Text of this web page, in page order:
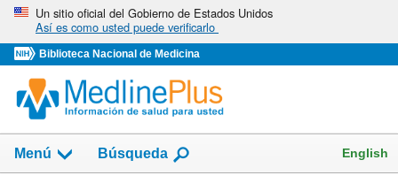
Omita
vaya
al
Contenido
Un sitio oficial del Gobierno de Estados Unidos
Así es como usted puede verificarlo
Biblioteca Nacional de Medicina
Menú
Mostrar
Búsqueda English